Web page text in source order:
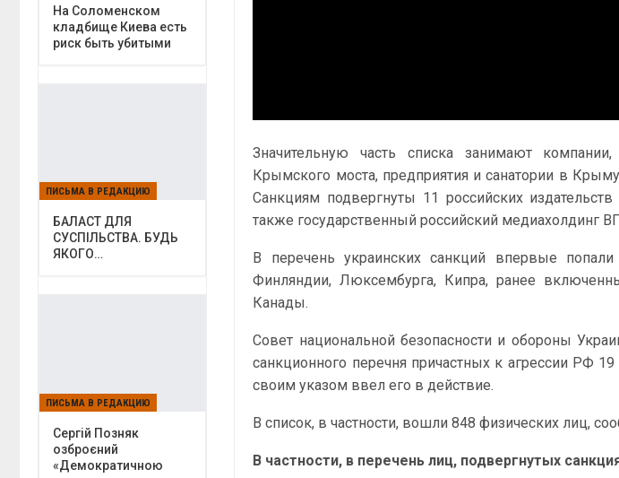
Значительную часть списка занимают
Крымского моста, предприятия и санатории в
Санкциям подвергнуты 11 российских
также государственный российский медиахолдинг
В перечень украинских санкций впервые
Финляндии, Люксембурга, Кипра, ранее
Канады.
Совет национальной безопасности и обороны
санкционного перечня причастных к агрессии РФ
своим указом ввел его в действие.
В список, в частности, вошли 848 физических лиц,
В частности, в перечень лиц, подвергнутых
На Соломенском
кладбище Киева есть
риск быть убитыми
ПИСЬМА В РЕДАКЦИЮ
БАЛАСТ ДЛЯ
СУСПІЛЬСТВА. БУДЬ
ЯКОГО…
ПИСЬМА В РЕДАКЦИЮ
Сергій Позняк
озброєний
«Демократичною